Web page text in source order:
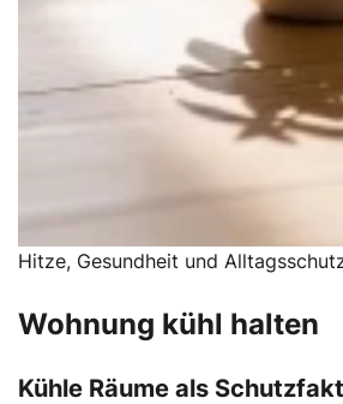
Hitze, Gesundheit und
Wohnung kühl halten
Kühle Räume als